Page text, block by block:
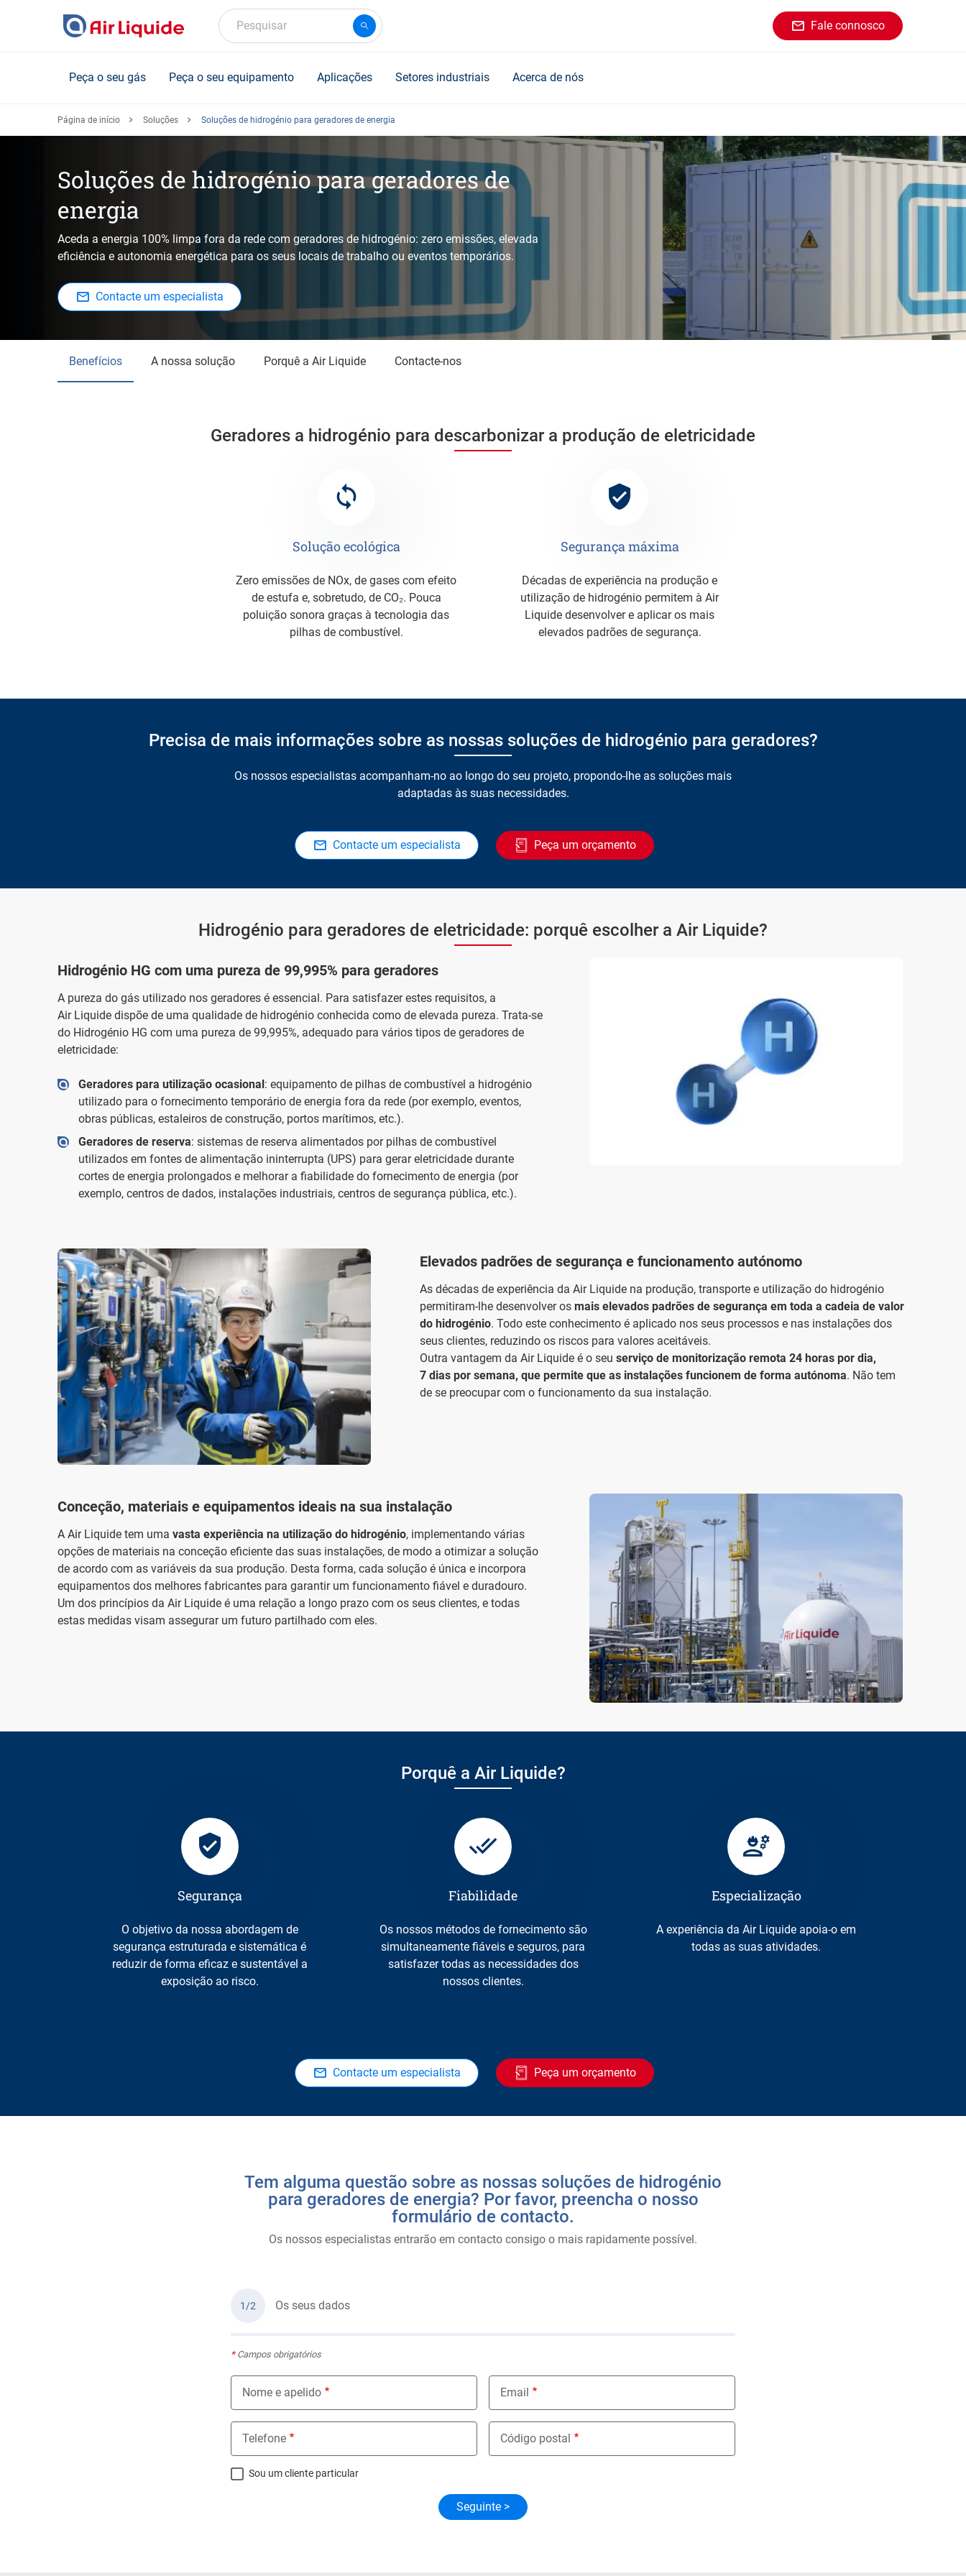
Pesquisar Fale connosco
Peça o seu gás Peça o seu equipamento Aplicações Setores industriais Acerca de nós
Página de início Soluções Soluções de hidrogénio para geradores de energia
Soluções de hidrogénio para geradores de
energia
Aceda a energia 100% limpa fora da rede com geradores de hidrogénio: zero emissões, elevada
eficiência e autonomia energética para os seus locais de trabalho ou eventos temporários.
Contacte um especialista
Benefícios A nossa solução Porquê a Air Liquide Contacte-nos
Geradores a hidrogénio para descarbonizar a produção de eletricidade
Solução ecológica
Zero emissões de NOx, de gases com efeito
de estufa e, sobretudo, de CO₂. Pouca
poluição sonora graças à tecnologia das
pilhas de combustível.
Segurança máxima
Décadas de experiência na produção e
utilização de hidrogénio permitem à Air
Liquide desenvolver e aplicar os mais
elevados padrões de segurança.
Precisa de mais informações sobre as nossas soluções de hidrogénio para geradores?
Os nossos especialistas acompanham-no ao longo do seu projeto, propondo-lhe as soluções mais
adaptadas às suas necessidades.
Contacte um especialista Peça um orçamento
Hidrogénio para geradores de eletricidade: porquê escolher a Air Liquide?
Hidrogénio HG com uma pureza de 99,995% para geradores
A pureza do gás utilizado nos geradores é essencial. Para satisfazer estes requisitos, a
Air Liquide dispõe de uma qualidade de hidrogénio conhecida como de elevada pureza. Trata-se
do Hidrogénio HG com uma pureza de 99,995%, adequado para vários tipos de geradores de
eletricidade:
Geradores para utilização ocasional: equipamento de pilhas de combustível a hidrogénio
utilizado para o fornecimento temporário de energia fora da rede (por exemplo, eventos,
obras públicas, estaleiros de construção, portos marítimos, etc.).
Geradores de reserva: sistemas de reserva alimentados por pilhas de combustível
utilizados em fontes de alimentação ininterrupta (UPS) para gerar eletricidade durante
cortes de energia prolongados e melhorar a fiabilidade do fornecimento de energia (por
exemplo, centros de dados, instalações industriais, centros de segurança pública, etc.).
Elevados padrões de segurança e funcionamento autónomo
As décadas de experiência da Air Liquide na produção, transporte e utilização do hidrogénio
permitiram-lhe desenvolver os mais elevados padrões de segurança em toda a cadeia de valor
do hidrogénio. Todo este conhecimento é aplicado nos seus processos e nas instalações dos
seus clientes, reduzindo os riscos para valores aceitáveis.
Outra vantagem da Air Liquide é o seu serviço de monitorização remota 24 horas por dia,
7 dias por semana, que permite que as instalações funcionem de forma autónoma. Não tem
de se preocupar com o funcionamento da sua instalação.
Conceção, materiais e equipamentos ideais na sua instalação
A Air Liquide tem uma vasta experiência na utilização do hidrogénio, implementando várias
opções de materiais na conceção eficiente das suas instalações, de modo a otimizar a solução
de acordo com as variáveis da sua produção. Desta forma, cada solução é única e incorpora
equipamentos dos melhores fabricantes para garantir um funcionamento fiável e duradouro.
Um dos princípios da Air Liquide é uma relação a longo prazo com os seus clientes, e todas
estas medidas visam assegurar um futuro partilhado com eles.
Porquê a Air Liquide?
Segurança
O objetivo da nossa abordagem de
segurança estruturada e sistemática é
reduzir de forma eficaz e sustentável a
exposição ao risco.
Fiabilidade
Os nossos métodos de fornecimento são
simultaneamente fiáveis e seguros, para
satisfazer todas as necessidades dos
nossos clientes.
Especialização
A experiência da Air Liquide apoia-o em
todas as suas atividades.
Contacte um especialista Peça um orçamento
Tem alguma questão sobre as nossas soluções de hidrogénio
para geradores de energia? Por favor, preencha o nosso
formulário de contacto.
Os nossos especialistas entrarão em contacto consigo o mais rapidamente possível.
1/2 Os seus dados
*Campos obrigatórios
Nome e apelido Email
Telefone Código postal
Sou um cliente particular